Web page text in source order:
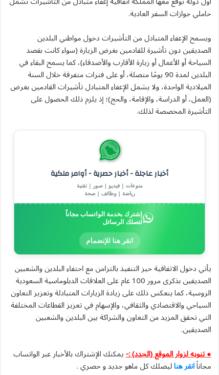
حاملي جوازات السفر العادية.
ويسمح الإعفاء المتبادل من التأشيرات دخول مواطني البلدين
الصديقين دون تأشيرة للقادمين بغرض الزيارة (سواء كانت بقصد
السياحة أو الأعمال أو زيارة الأقارب والأصدقاء)، كما يسمح البقاء في
البلدين لمدة 90 يومًا متصلة، أو على فترات متفرقة خلال السنة
الميلادية الواحدة، ولا يشمل الإعفاء المتبادل تأشيرات القادمين بغرض
(العمل، أو الدراسة، والإقامة، والحج)؛ إذ يلزم ذلك الحصول على
التأشيرة المخصصة لذلك.
أخبار عاجلة - أخبار حصرية - أوامر ملكية
منوعات | فيديو | صور | تقنية
رياضة | وظائف | صحة
إشترك بخدمة الواتساب مجاناً
لتصلك الرسائل
انقر هنا للإنضمام
يأتي دخول الاتفاقية حيز التنفيذ بالتزامن مع احتفاء البلدين والشعبين
الصديقين بذكرى مرور 100 عام على العلاقات الدبلوماسية السعودية
الروسية، كما ينعكس ذلك على زيادة الزيارات المتبادلة وتعزيز التعاون
السياحي والاقتصادي والثقافي، والإسهام في تعزيز القطاعات المختلفة
التي تحقق المزيد من التعاون والشراكة بين البلدين والشعبين
الصديقين.
● تنويه لزوار الموقع (الجدد) :-يمكنك الإشتراك بالأخبار عبر الواتساب
مجاناًانقر هناليصلك كل ماهو جديد و حصري .